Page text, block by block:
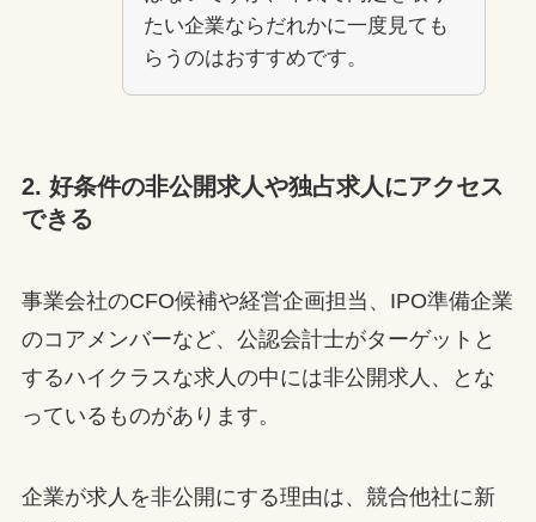
たい企業ならだれかに一度見ても
らうのはおすすめです。
2. 好条件の非公開求人や独占求人にアクセス
できる
事業会社のCFO候補や経営企画担当、IPO準備企業
のコアメンバーなど、公認会計士がターゲットと
するハイクラスな求人の中には非公開求人、とな
っているものがあります。
企業が求人を非公開にする理由は、競合他社に新